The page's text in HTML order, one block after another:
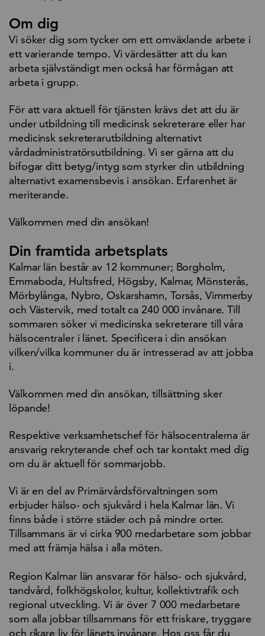
Om dig
Vi söker dig som tycker om ett omväxlande arbete i
ett varierande tempo. Vi värdesätter att du kan
arbeta självständigt men också har förmågan att
arbeta i grupp.
För att vara aktuell för tjänsten krävs det att du är
under utbildning till medicinsk sekreterare eller har
medicinsk sekreterarutbildning alternativt
vårdadministratörsutbildning. Vi ser gärna att du
bifogar ditt betyg/intyg som styrker din utbildning
alternativt examensbevis i ansökan. Erfarenhet är
meriterande.
Välkommen med din ansökan!
Din framtida arbetsplats
Kalmar län består av 12 kommuner; Borgholm,
Emmaboda, Hultsfred, Högsby, Kalmar, Mönsterås,
Mörbylånga, Nybro, Oskarshamn, Torsås, Vimmerby
och Västervik, med totalt ca 240 000 invånare. Till
sommaren söker vi medicinska sekreterare till våra
hälsocentraler i länet. Specificera i din ansökan
vilken/vilka kommuner du är intresserad av att jobba
i.
Välkommen med din ansökan, tillsättning sker
löpande!
Respektive verksamhetschef för hälsocentralerna är
ansvarig rekryterande chef och tar kontakt med dig
om du är aktuell för sommarjobb.
Vi är en del av Primärvårdsförvaltningen som
erbjuder hälso- och sjukvård i hela Kalmar län. Vi
finns både i större städer och på mindre orter.
Tillsammans är vi cirka 900 medarbetare som jobbar
med att främja hälsa i alla möten.
Region Kalmar län ansvarar för hälso- och sjukvård,
tandvård, folkhögskolor, kultur, kollektivtrafik och
regional utveckling. Vi är över 7 000 medarbetare
som alla jobbar tillsammans för ett friskare, tryggare
och rikare liv för länets invånare. Hos oss får du